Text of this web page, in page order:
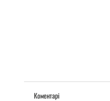
Коментарі